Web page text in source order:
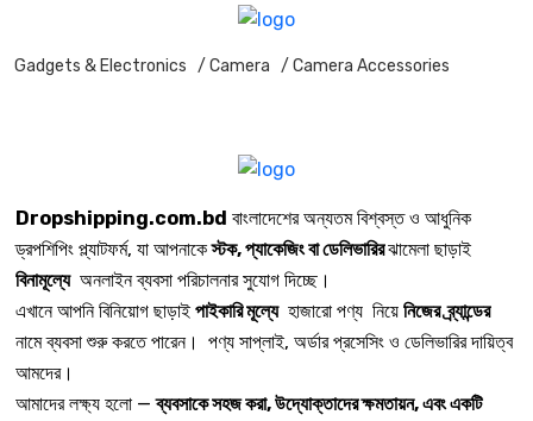
Gadgets & Electronics / Camera / Camera Accessories
Dropshipping.com.bd বাংলাদেশের অন্যতম বিশ্বস্ত ও আধুনিক
ড্রপশিপিং প্ল্যাটফর্ম, যা আপনাকেস্টক, প্যাকেজিং বা ডেলিভারিরঝামেলা ছাড়াই
বিনামূল্যেঅনলাইন ব্যবসা পরিচালনার সুযোগ দিচ্ছে।
এখানে আপনি বিনিয়োগ ছাড়াই পাইকারি মূল্যেহাজারো পণ্য নিয়ে নিজের ব্র্যান্ডের
নামে ব্যবসা শুরু করতে পারেন। পণ্য সাপ্লাই, অর্ডার প্রসেসিং ও ডেলিভারির দায়িত্ব
আমদের।
আমাদের লক্ষ্য হলো —ব্যবসাকে সহজ করা, উদ্যোক্তাদের ক্ষমতায়ন, এবং একটি